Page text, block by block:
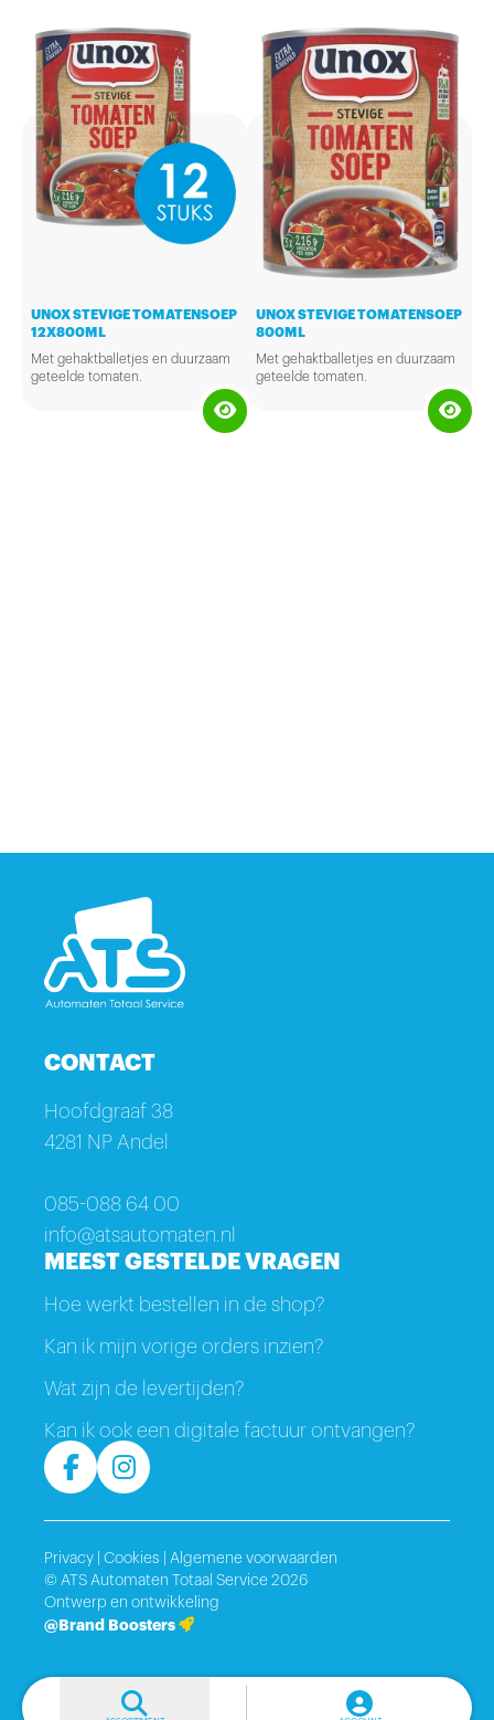
UNOX STEVIGE TOMATENSOEP
12X800ML
Met gehaktballetjes en duurzaam
geteelde tomaten.
UNOX STEVIGE TOMATENSOEP
800ML
Met gehaktballetjes en duurzaam
geteelde tomaten.
CONTACT
Hoofdgraaf 38
4281 NP Andel
085-088 64 00
info@atsautomaten.nl
MEEST GESTELDE VRAGEN
Hoe werkt bestellen in de shop?
Kan ik mijn vorige orders inzien?
Wat zijn de levertijden?
Kan ik ook een digitale factuur ontvangen?
Ontwerp en ontwikkeling
@Brand Boosters
© ATS Automaten Totaal Service 2026
Privacy Cookies Algemene voorwaarden